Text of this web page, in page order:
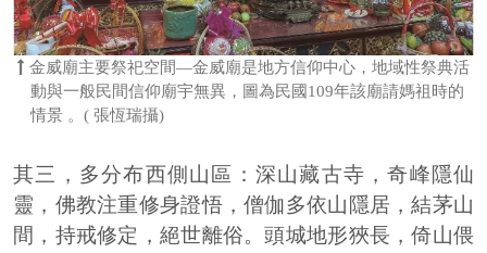
金威廟主要祭祀空間—金威廟是地方信仰中心，地域性祭典活
動與一般民間信仰廟宇無異，圖為民國109年該廟請媽祖時的
情景 。( 張恆瑞攝)
其三，多分布西側山區：深山藏古寺，奇峰隱仙
靈，佛教注重修身證悟，僧伽多依山隱居，結茅山
間，持戒修定，絕世離俗。頭城地形狹長，倚山偎